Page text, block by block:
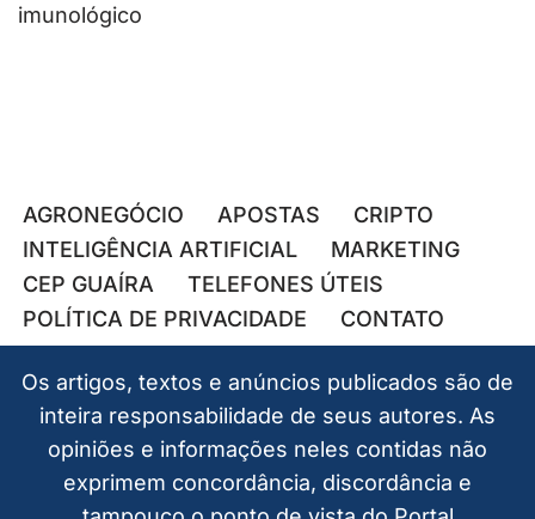
imunológico
AGRONEGÓCIO APOSTAS
CRIPTO
INTELIGÊNCIA ARTIFICIAL
MARKETING
CEP GUAÍRA
TELEFONES ÚTEIS
POLÍTICA DE PRIVACIDADE
CONTATO
Os artigos, textos e anúncios publicados são de
inteira responsabilidade de seus autores. As
opiniões e informações neles contidas não
exprimem concordância, discordância e